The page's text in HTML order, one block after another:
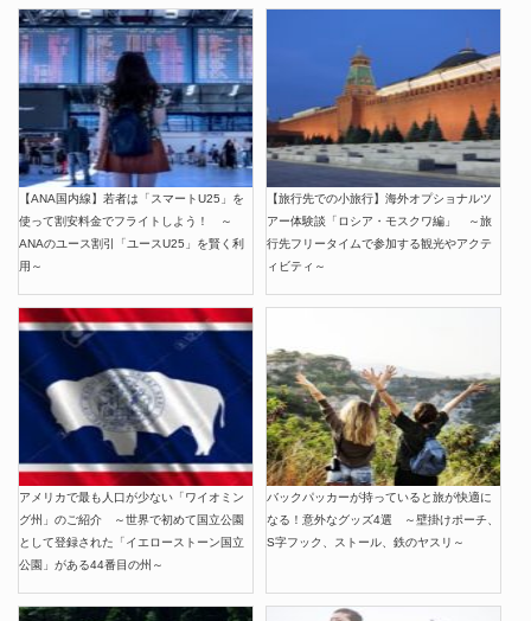
【ANA国内線】若者は「スマートU25」を
使って割安料金でフライトしよう！ ～
ANAのユース割引「ユースU25」を賢く利
用～
【旅行先での小旅行】海外オプショナルツ
アー体験談「ロシア・モスクワ編」 ～旅
行先フリータイムで参加する観光やアクテ
ィビティ～
アメリカで最も人口が少ない「ワイオミン
グ州」のご紹介 ～世界で初めて国立公園
として登録された「イエローストーン国立
公園」がある44番目の州～
バックパッカーが持っていると旅が快適に
なる！意外なグッズ4選 ～壁掛けポーチ、
S字フック、ストール、鉄のヤスリ～